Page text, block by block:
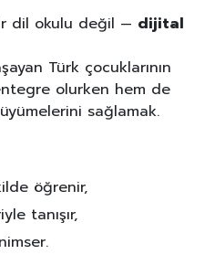
dil okulu değil — dijital
Türk çocuklarının
olurken hem de
sağlamak.
öğrenir,
tanışır,